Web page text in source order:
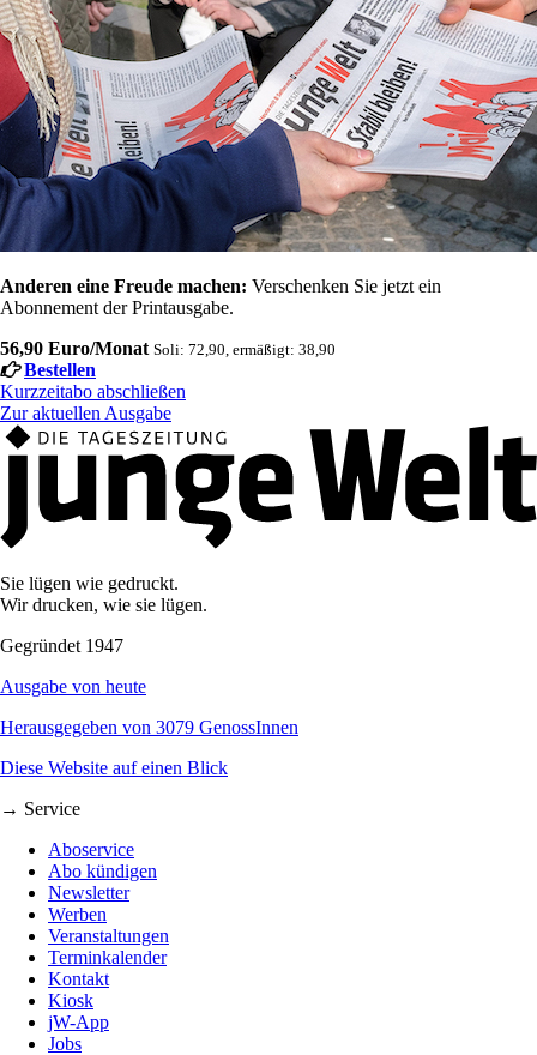
Anderen eine Freude machen: Verschenken Sie jetzt ein
Abonnement der Printausgabe.
56,90 Euro/Monat Soli: 72,90, ermäßigt: 38,90
Bestellen
Kurzzeitabo abschließen
Zur aktuellen Ausgabe
Sie lügen wie gedruckt.
Wir drucken, wie sie lügen.
Gegründet 1947
Ausgabe von heute
Herausgegeben von 3079 GenossInnen
Diese Website auf einen Blick
→ Service
Aboservice
Abo kündigen
Newsletter
Werben
Veranstaltungen
Terminkalender
Kontakt
Kiosk
jW-App
Jobs